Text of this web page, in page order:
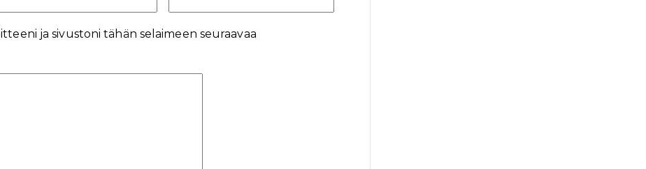
ja sivustoni tähän selaimeen seuraavaa